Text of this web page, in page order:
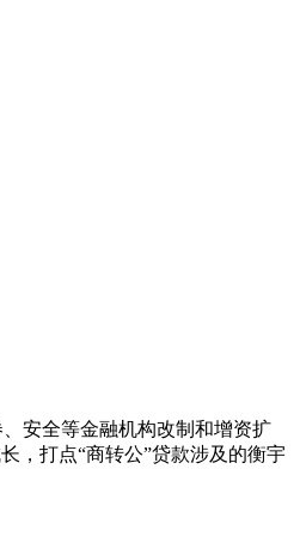
安全等金融机构改制和增资扩
，打点“商转公”贷款涉及的衡宇